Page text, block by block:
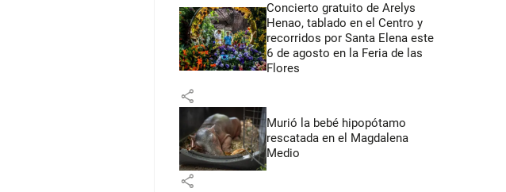
Concierto gratuito de Arelys
Henao, tablado en el Centro y
recorridos por Santa Elena este
6 de agosto en la Feria de las
Flores
share
Murió la bebé hipopótamo
rescatada en el Magdalena
Medio
share